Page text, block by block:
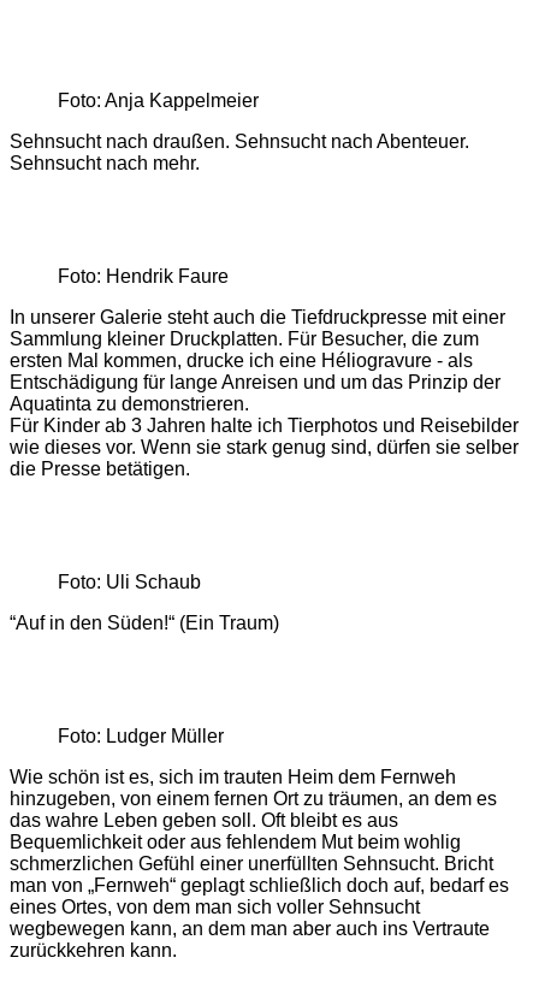
Foto: Anja Kappelmeier
Sehnsucht nach draußen. Sehnsucht nach Abenteuer.
Sehnsucht nach mehr.
Foto: Hendrik Faure
In unserer Galerie steht auch die Tiefdruckpresse mit einer
Sammlung kleiner Druckplatten. Für Besucher, die zum
ersten Mal kommen, drucke ich eine Héliogravure - als
Entschädigung für lange Anreisen und um das Prinzip der
Aquatinta zu demonstrieren.
Für Kinder ab 3 Jahren halte ich Tierphotos und Reisebilder
wie dieses vor. Wenn sie stark genug sind, dürfen sie selber
die Presse betätigen.
Foto: Uli Schaub
“Auf in den Süden!“ (Ein Traum)
Foto: Ludger Müller
Wie schön ist es, sich im trauten Heim dem Fernweh
hinzugeben, von einem fernen Ort zu träumen, an dem es
das wahre Leben geben soll. Oft bleibt es aus
Bequemlichkeit oder aus fehlendem Mut beim wohlig
schmerzlichen Gefühl einer unerfüllten Sehnsucht. Bricht
man von „Fernweh“ geplagt schließlich doch auf, bedarf es
eines Ortes, von dem man sich voller Sehnsucht
wegbewegen kann, an dem man aber auch ins Vertraute
zurückkehren kann.